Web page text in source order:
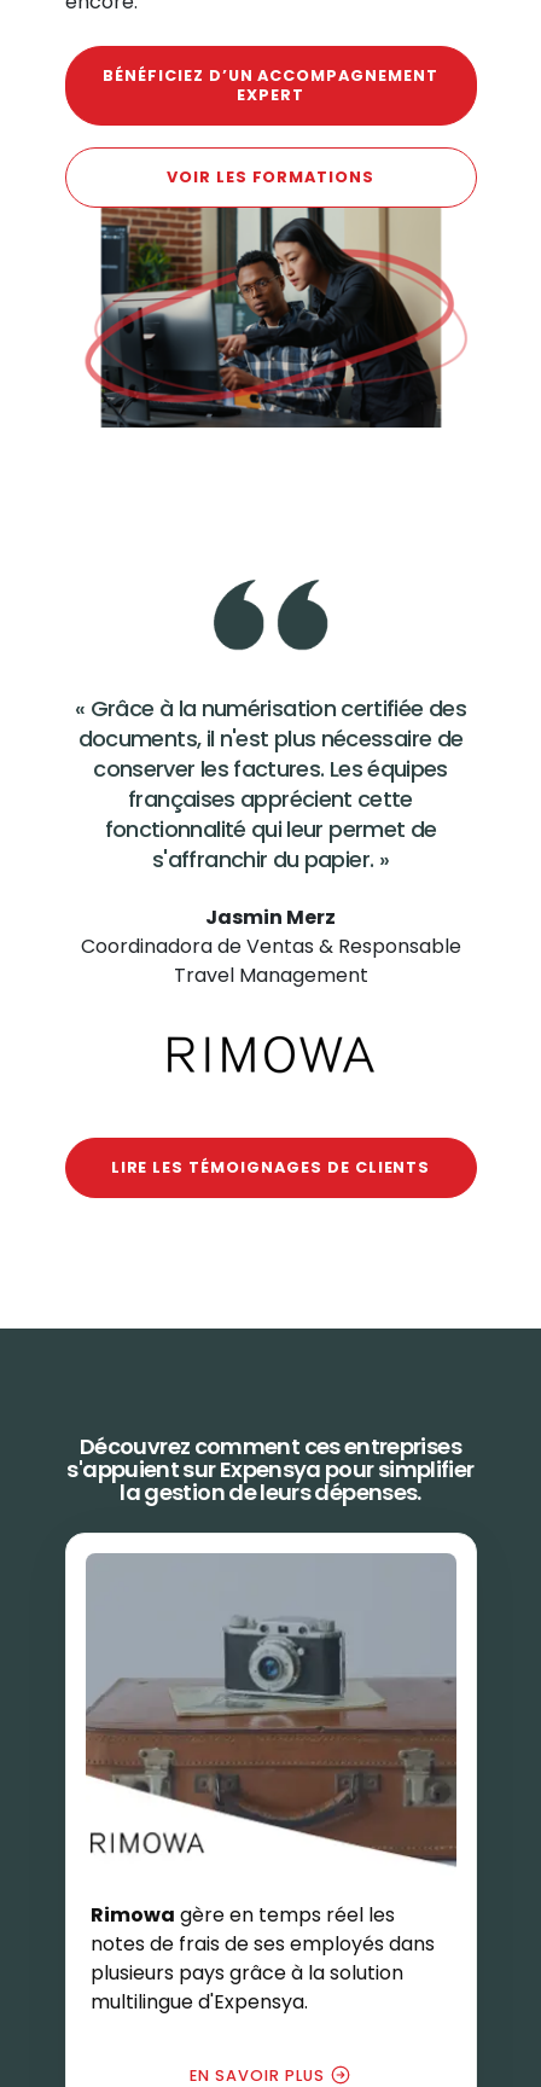
BÉNÉFICIEZ D’UN ACCOMPAGNEMENT
EXPERT
VOIR LES FORMATIONS
« Grâce à la numérisation certifiée des
documents, il n'est plus nécessaire de
conserver les factures. Les équipes
françaises apprécient cette
fonctionnalité qui leur permet de
s'affranchir du papier. »
Jasmin Merz
Coordinadora de Ventas & Responsable
Travel Management
LIRE LES TÉMOIGNAGES DE CLIENTS
Découvrez comment ces entreprises
s'appuient sur Expensya pour simplifier
la gestion de leurs dépenses.
Rimowa gère en temps réel les
notes de frais de ses employés dans
plusieurs pays grâce à la solution
multilingue d'Expensya.
EN SAVOIR PLUS